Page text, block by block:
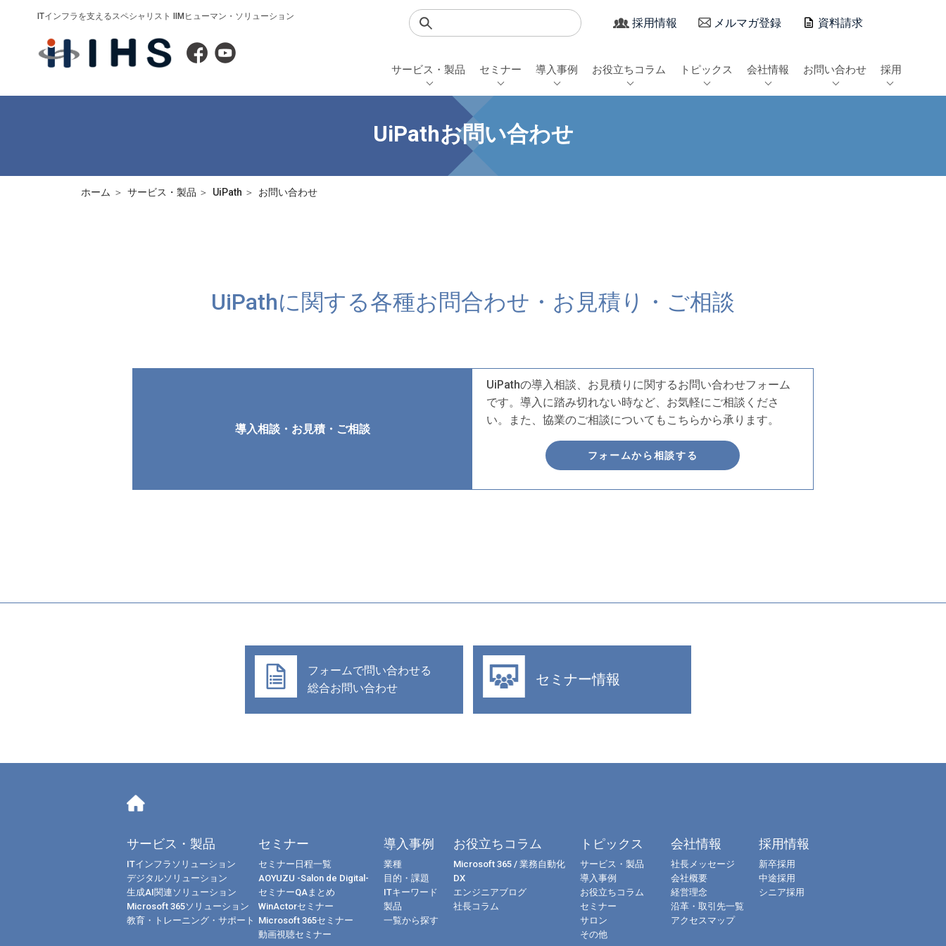
ITインフラを支えるスペシャリスト IIMヒューマン・ソリューション 採用情報 メルマガ登録 資料請求
サービス・製品 セミナー 導入事例 お役立ちコラム トピックス 会社情報 お問い合わせ 採用
UiPathお問い合わせ
ホーム サービス・製品 UiPath お問い合わせ
UiPathに関する各種お問合わせ・お見積り・ご相談
導入相談・お見積・ご相談
UiPathの導入相談、お見積りに関するお問い合わせフォーム
です。導入に踏み切れない時など、お気軽にご相談くださ
い。また、協業のご相談についてもこちらから承ります。
フォームから相談する
フォームで問い合わせる
総合お問い合わせ
セミナー情報
サービス・製品
ITインフラソリューション
デジタルソリューション
生成AI関連ソリューション
Microsoft 365ソリューション
教育・トレーニング・サポート
セミナー
セミナー日程一覧
AOYUZU -Salon de Digital-
セミナーQAまとめ
WinActorセミナー
Microsoft 365セミナー
動画視聴セミナー
導入事例
業種
目的・課題
ITキーワード
製品
一覧から探す
お役立ちコラム
Microsoft 365 / 業務自動化
DX
エンジニアブログ
社長コラム
トピックス
サービス・製品
導入事例
お役立ちコラム
セミナー
サロン
その他
会社情報
社長メッセージ
会社概要
経営理念
沿革・取引先一覧
アクセスマップ
採用情報
新卒採用
中途採用
シニア採用